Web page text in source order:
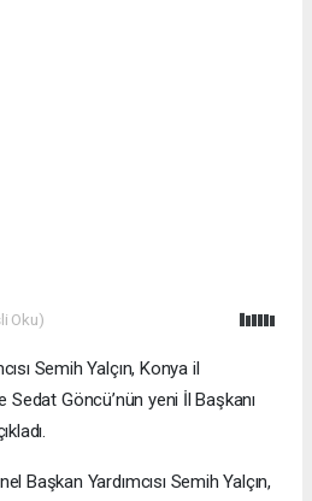
Oku)
Semih Yalçın, Konya il
Sedat Göncü’nün yeni İl Başkanı
Başkan Yardımcısı Semih Yalçın,